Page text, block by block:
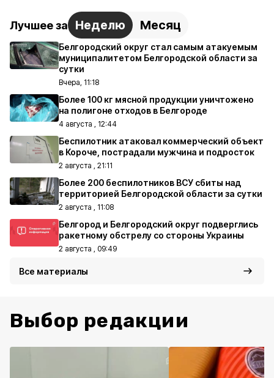
Лучшее за Неделю Месяц
Белгородский округ стал самым атакуемым
муниципалитетом Белгородской области за
сутки
Вчера, 11:18
Более 100 кг мясной продукции уничтожено
на полигоне отходов в Белгороде
4 августа , 12:44
Беспилотник атаковал коммерческий объект
в Короче, пострадали мужчина и подросток
2 августа , 21:11
Более 200 беспилотников ВСУ сбиты над
территорией Белгородской области за сутки
2 августа , 11:08
Белгород и Белгородский округ подверглись
ракетному обстрелу со стороны Украины
2 августа , 09:49
Все материалы
Выбор редакции